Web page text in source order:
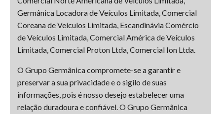
Germânica Locadora de Veículos Limitada, Comercial
Coreana de Veículos Limitada, Escandinávia Comércio
de Veículos Limitada, Comercial América de Veículos
Limitada, Comercial Proton Ltda, Comercial Ion Ltda.
O Grupo Germânica compromete-se a garantir e
preservar a sua privacidade e o sigilo de suas
informações, pois é nosso desejo estabelecer uma
relação duradoura e confiável. O Grupo Germânica